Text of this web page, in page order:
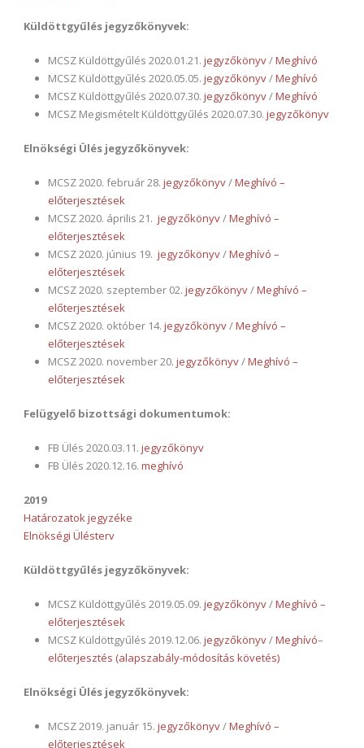
Küldöttgyűlés jegyzőkönyvek:
MCSZ Küldöttgyűlés 2020.01.21. jegyzőkönyv/Meghívó
MCSZ Küldöttgyűlés 2020.05.05. jegyzőkönyv/Meghívó
MCSZ Küldöttgyűlés 2020.07.30. jegyzőkönyv/Meghívó
MCSZ Megismételt Küldöttgyűlés 2020.07.30. jegyzőkönyv
Elnökségi Ülés jegyzőkönyvek:
MCSZ 2020. február 28. jegyzőkönyv/Meghívó –
előterjesztések
MCSZ 2020. április 21. jegyzőkönyv/Meghívó –
előterjesztések
MCSZ 2020. június 19. jegyzőkönyv/Meghívó –
előterjesztések
MCSZ 2020. szeptember 02. jegyzőkönyv/Meghívó –
előterjesztések
MCSZ 2020. október 14. jegyzőkönyv/Meghívó –
előterjesztések
MCSZ 2020. november 20. jegyzőkönyv/Meghívó –
előterjesztések
Felügyelő bizottsági dokumentumok:
FB Ülés 2020.03.11. jegyzőkönyv
FB Ülés 2020.12.16. meghívó
2019
Határozatok jegyzéke
Elnökségi Ülésterv
Küldöttgyűlés jegyzőkönyvek:
MCSZ Küldöttgyűlés 2019.05.09. jegyzőkönyv/Meghívó –
előterjesztések
MCSZ Küldöttgyűlés 2019.12.06. jegyzőkönyv/Meghívó–
előterjesztés (alapszabály-módosítás követés)
Elnökségi Ülés jegyzőkönyvek:
MCSZ 2019. január 15. jegyzőkönyv/Meghívó –
előterjesztések